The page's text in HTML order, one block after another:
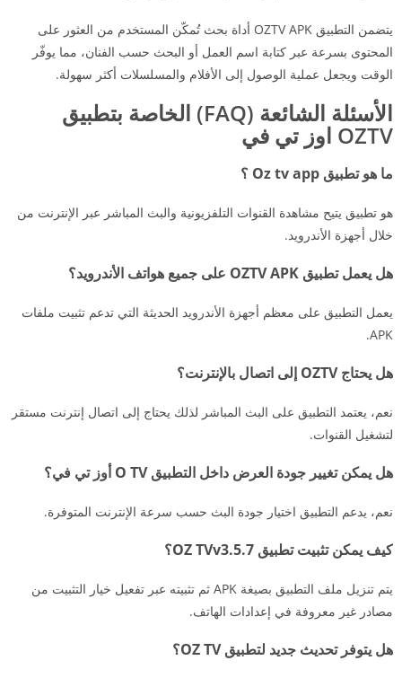
يتضمن التطبيق OZTV APK أداة بحث تُمكّن المستخدم من العثور على
المحتوى بسرعة عبر كتابة اسم العمل أو البحث حسب الفنان، مما يوفّر
الوقت ويجعل عملية الوصول إلى الأفلام والمسلسلات أكثر سهولة.
الأسئلة الشائعة (FAQ) الخاصة بتطبيق
OZTV اوز تي في
ما هو تطبيق Oz tv app ؟
هو تطبيق يتيح مشاهدة القنوات التلفزيونية والبث المباشر عبر الإنترنت من
خلال أجهزة الأندرويد.
هل يعمل تطبيق OZTV APK على جميع هواتف الأندرويد؟
يعمل التطبيق على معظم أجهزة الأندرويد الحديثة التي تدعم تثبيت ملفات
APK.
هل يحتاج OZTV إلى اتصال بالإنترنت؟
نعم، يعتمد التطبيق على البث المباشر لذلك يحتاج إلى اتصال إنترنت مستقر
لتشغيل القنوات.
هل يمكن تغيير جودة العرض داخل التطبيق O TV أوز تي في؟
نعم، يدعم التطبيق اختيار جودة البث حسب سرعة الإنترنت المتوفرة.
كيف يمكن تثبيت تطبيق OZ TVv3.5.7؟
يتم تنزيل ملف التطبيق بصيغة APK ثم تثبيته عبر تفعيل خيار التثبيت من
مصادر غير معروفة في إعدادات الهاتف.
هل يتوفر تحديث جديد لتطبيق OZ TV؟